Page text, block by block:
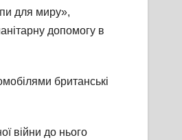
для миру»,
допомогу в
британські
війни до нього